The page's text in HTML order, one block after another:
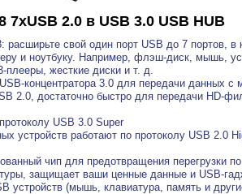
7xUSB 2.0 в USB 3.0 USB HUB
свой один порт USB до 7 портов, в
и ноутбуку. Например, флэш-диск, мышь,
плееры, жесткие диски и т. д.
концентратора 3.0 для передачи данных с
2.0, достаточно быстро для передачи HD-
USB 3.0 Super
устройств работают по протоколу USB 2.0
чип для предотвращения перегрузки по
защищает ваши ценные данные и USB-
(мышь, клавиатура, память и